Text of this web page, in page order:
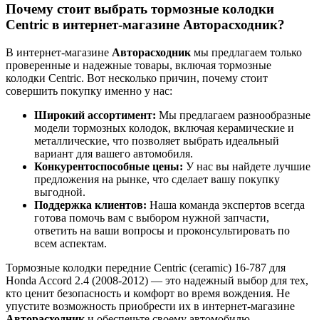
Почему стоит выбрать тормозные колодки
Centric в интернет-магазине Авторасходник?
В интернет-магазине Авторасходник мы предлагаем только
проверенные и надежные товары, включая тормозные
колодки Centric. Вот несколько причин, почему стоит
совершить покупку именно у нас:
Широкий ассортимент: Мы предлагаем разнообразные
модели тормозных колодок, включая керамические и
металлические, что позволяет выбрать идеальный
вариант для вашего автомобиля.
Конкурентоспособные цены: У нас вы найдете лучшие
предложения на рынке, что сделает вашу покупку
выгодной.
Поддержка клиентов: Наша команда экспертов всегда
готова помочь вам с выбором нужной запчасти,
ответить на ваши вопросы и проконсультировать по
всем аспектам.
Тормозные колодки передние Centric (ceramic) 16-787 для
Honda Accord 2.4 (2008-2012) — это надежный выбор для тех,
кто ценит безопасность и комфорт во время вождения. Не
упустите возможность приобрести их в интернет-магазине